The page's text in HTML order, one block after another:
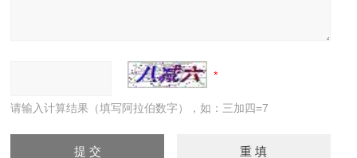
请输入计算结果（填写阿拉伯数字），如：三加四=7